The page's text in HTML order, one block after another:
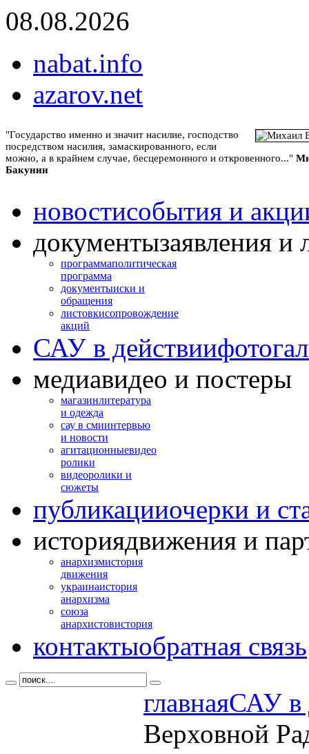
08.08.2026
nabat.info
azarov.net
"Государство именно и значит насилие, господство
посредством насилия, замаскированного, если
можно, а в крайнем случае, бесцеремонного и откровенного..."
Бакунин
новостисобытия и
документызаявления и
программаполитическая
программа
документыиски и
обращения
листовкисопровождение
акций
САУ в действии
медиавидео и постеры
магазинлитература
и одежда
сау в смиинтервью
и новости
агитационныевидео
ролики
видеоролики и
сюжеты
публикацииочерки и
историядвижения и
анархизмистория
движения
украинаистория
анархизма
союза
анархистовистория
контактыобратная связь
главнаяСАУ в
Верховной